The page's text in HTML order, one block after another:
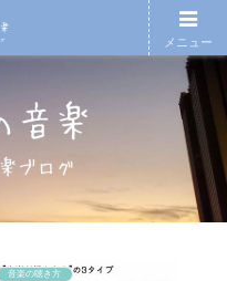
音楽の聴き方
メニュー